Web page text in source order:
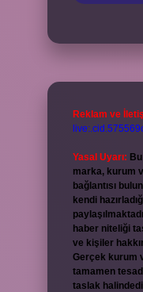
Reklam ve
Yasal Uyarı:
marka, kurum
bağlantısı
kendi
haber niteliği
ve kişiler
Gerçek kurum
tamamen
taslak